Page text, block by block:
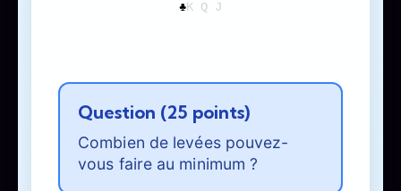
♣K Q J
Question (25 points)
Combien de levées pouvez-
vous faire au minimum ?